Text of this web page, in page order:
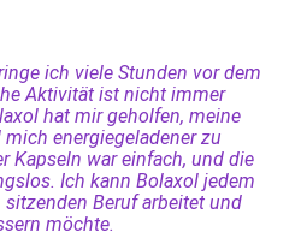
ich viele Stunden vor dem
Aktivität ist nicht immer
hat mir geholfen, meine
energiegeladener zu
Kapseln war einfach, und die
Ich kann Bolaxol jedem
Beruf arbeitet und
möchte.